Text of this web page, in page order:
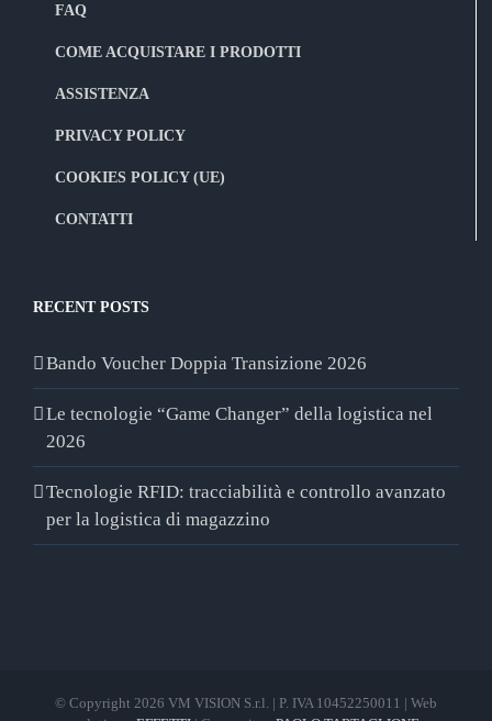
FAQ
COME ACQUISTARE I PRODOTTI
ASSISTENZA
PRIVACY POLICY
COOKIES POLICY (UE)
CONTATTI
RECENT POSTS
Bando Voucher Doppia Transizione 2026
Le tecnologie “Game Changer” della logistica nel
2026
Tecnologie RFID: tracciabilità e controllo avanzato
per la logistica di magazzino
© Copyright 2026 VM VISION S.r.l. | P. IVA 10452250011 | Web